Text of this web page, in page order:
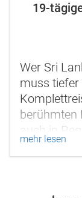
19-
Wer Sri
muss tiefer
berühmten
auch in
mehr lesen